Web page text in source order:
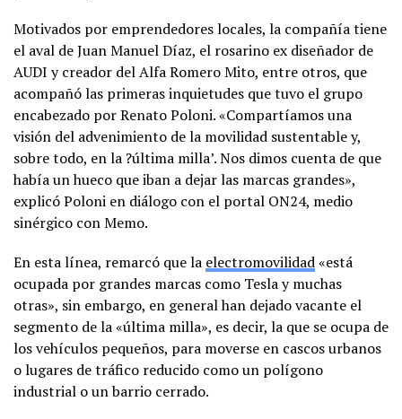
Motivados por emprendedores locales, la compañía tiene
el aval de Juan Manuel Díaz, el rosarino ex diseñador de
AUDI y creador del Alfa Romero Mito, entre otros, que
acompañó las primeras inquietudes que tuvo el grupo
encabezado por Renato Poloni. «Compartíamos una
visión del advenimiento de la movilidad sustentable y,
sobre todo, en la ?última milla’. Nos dimos cuenta de que
había un hueco que iban a dejar las marcas grandes»,
explicó Poloni en diálogo con el portal ON24, medio
sinérgico con Memo.
En esta línea, remarcó que la electromovilidad«está
ocupada por grandes marcas como Tesla y muchas
otras», sin embargo, en general han dejado vacante el
segmento de la «última milla», es decir, la que se ocupa de
los vehículos pequeños, para moverse en cascos urbanos
o lugares de tráfico reducido como un polígono
industrial o un barrio cerrado.